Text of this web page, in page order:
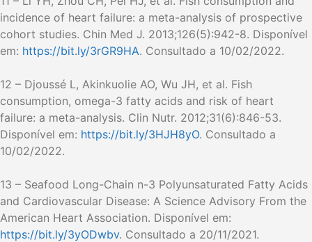
incidence of heart failure: a meta-analysis of prospective
cohort studies. Chin Med J. 2013;126(5):942-8. Disponível
em: https://bit.ly/3rGR9HA. Consultado a 10/02/2022.
12 – Djoussé L, Akinkuolie AO, Wu JH, et al. Fish
consumption, omega-3 fatty acids and risk of heart
failure: a meta-analysis. Clin Nutr. 2012;31(6):846-53.
Disponível em: https://bit.ly/3HJH8yO. Consultado a
10/02/2022.
13 – Seafood Long-Chain n-3 Polyunsaturated Fatty Acids
and Cardiovascular Disease: A Science Advisory From the
American Heart Association. Disponível em:
https://bit.ly/3yODwbv. Consultado a 20/11/2021.